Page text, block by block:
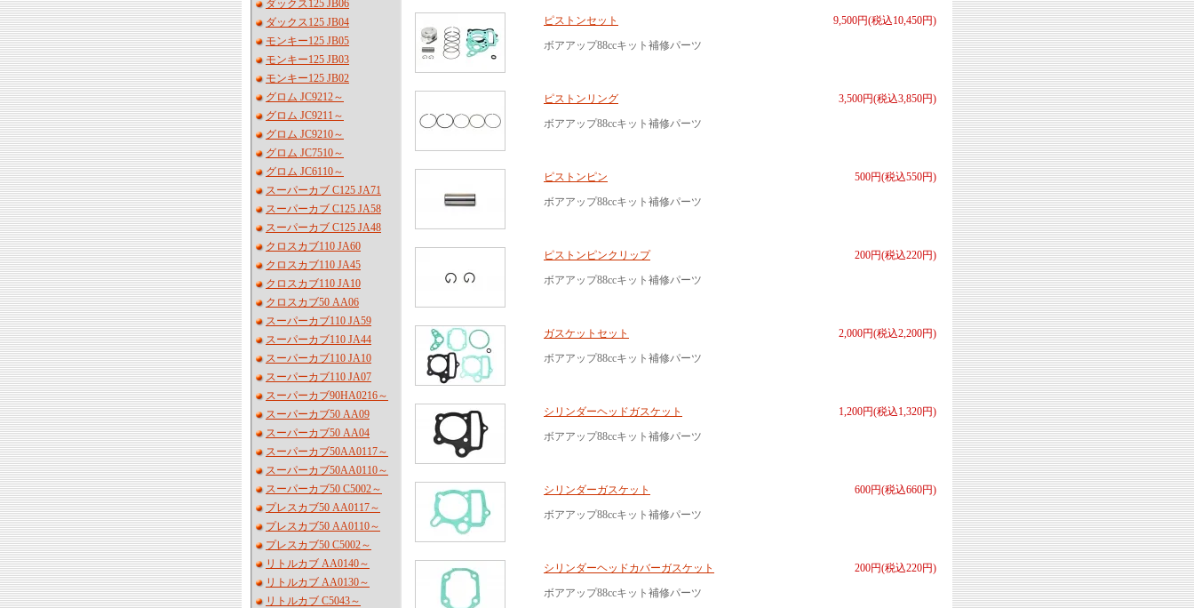
ダックス125 JB06
ダックス125 JB04
モンキー125 JB05
モンキー125 JB03
モンキー125 JB02
グロム JC9212～
グロム JC9211～
グロム JC9210～
グロム JC7510～
グロム JC6110～
スーパーカブ C125 JA71
スーパーカブ C125 JA58
スーパーカブ C125 JA48
クロスカブ110 JA60
クロスカブ110 JA45
クロスカブ110 JA10
クロスカブ50 AA06
スーパーカブ110 JA59
スーパーカブ110 JA44
スーパーカブ110 JA10
スーパーカブ110 JA07
スーパーカブ90HA0216～
スーパーカブ50 AA09
スーパーカブ50 AA04
スーパーカブ50AA0117～
スーパーカブ50AA0110～
スーパーカブ50 C5002～
プレスカブ50 AA0117～
プレスカブ50 AA0110～
プレスカブ50 C5002～
リトルカブ AA0140～
リトルカブ AA0130～
リトルカブ C5043～
9,500円(税込10,450円)
ピストンセット
ボアアップ88ccキット補修パーツ
3,500円(税込3,850円)
ピストンリング
ボアアップ88ccキット補修パーツ
500円(税込550円)
ピストンピン
ボアアップ88ccキット補修パーツ
200円(税込220円)
ピストンピンクリップ
ボアアップ88ccキット補修パーツ
2,000円(税込2,200円)
ガスケットセット
ボアアップ88ccキット補修パーツ
1,200円(税込1,320円)
シリンダーヘッドガスケット
ボアアップ88ccキット補修パーツ
600円(税込660円)
シリンダーガスケット
ボアアップ88ccキット補修パーツ
200円(税込220円)
シリンダーヘッドカバーガスケット
ボアアップ88ccキット補修パーツ